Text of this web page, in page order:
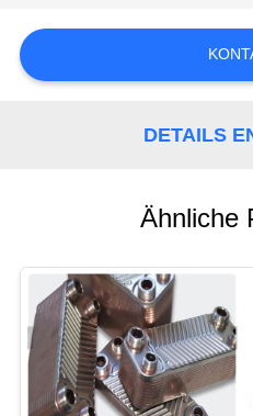
NACHRICHTEN
POLICY
DETAILS
Ähnliche